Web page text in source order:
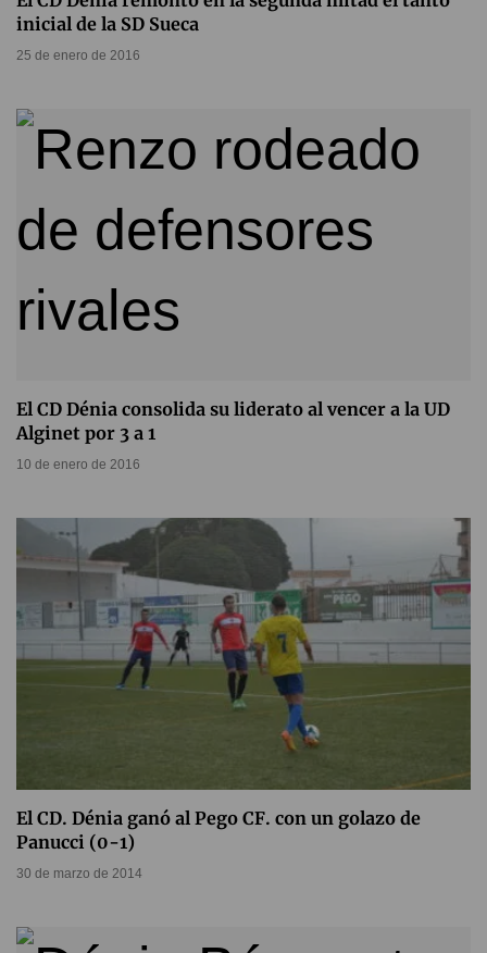
inicial de la SD Sueca
25 de enero de 2016
El CD Dénia consolida su liderato al vencer a la UD
Alginet por 3 a 1
10 de enero de 2016
El CD. Dénia ganó al Pego CF. con un golazo de
Panucci (0-1)
30 de marzo de 2014